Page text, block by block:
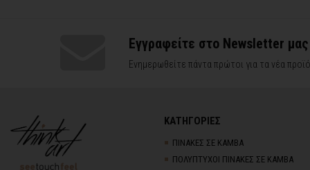
Εγγραφείτε στο Newsletter
Ενημερωθείτε πάντα πρώτοι για τα νέα
ΚΑΤΗΓΟΡΙΕΣ
ΠΙΝΑΚΕΣ ΣΕ ΚΑΜΒΑ
ΠΟΛΥΠΤΥΧΟΙ ΠΙΝΑΚΕΣ ΣΕ ΚΑΜΒΑ